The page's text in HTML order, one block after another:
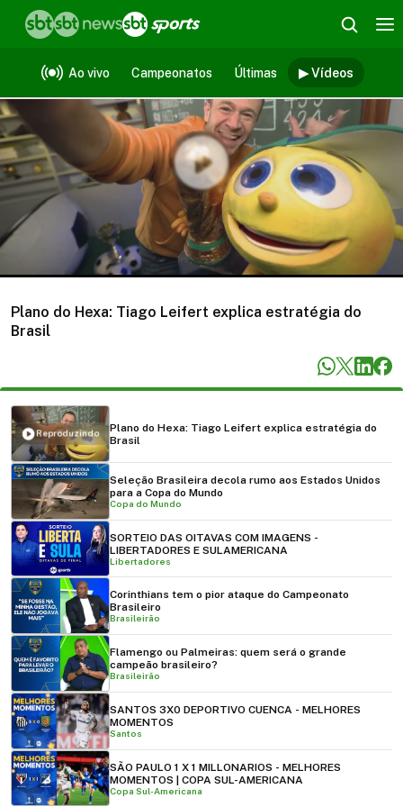
Ao vivo Campeonatos Últimas ▶ Vídeos
Vídeos
Plano do Hexa: Tiago Leifert explica estratégia do
Brasil
Reproduzindo
Plano do Hexa: Tiago Leifert explica estratégia do
Brasil
Seleção Brasileira decola rumo aos Estados Unidos
para a Copa do Mundo
Copa do Mundo
SORTEIO DAS OITAVAS COM IMAGENS -
LIBERTADORES E SULAMERICANA
Libertadores
Corinthians tem o pior ataque do Campeonato
Brasileiro
Brasileirão
Flamengo ou Palmeiras: quem será o grande
campeão brasileiro?
Brasileirão
SANTOS 3X0 DEPORTIVO CUENCA - MELHORES
MOMENTOS
Santos
SÃO PAULO 1 X 1 MILLONARIOS - MELHORES
MOMENTOS | COPA SUL-AMERICANA
Copa Sul-Americana